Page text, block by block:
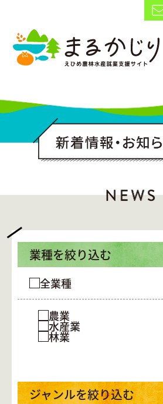
業種を絞り込む
全業種
農業
水産業
林業
ジャンルを絞り込む